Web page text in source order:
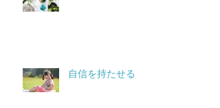
自信を持たせる